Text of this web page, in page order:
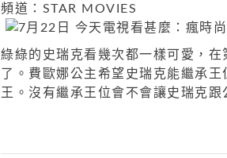
頻道：STAR MOVIES
綠綠的史瑞克看幾次都一樣可愛，
了。費歐娜公主希望史瑞克能繼承
王。沒有繼承王位會不會讓史瑞克跟